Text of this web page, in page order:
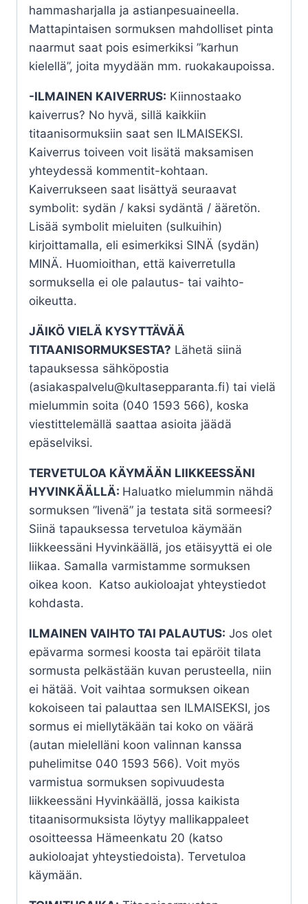
hammasharjalla ja astianpesuaineella.
Mattapintaisen sormuksen mahdolliset pinta
naarmut saat pois esimerkiksi ”karhun
kielellä”, joita myydään mm. ruokakaupoissa.
-ILMAINEN KAIVERRUS: Kiinnostaako
kaiverrus? No hyvä, sillä kaikkiin
titaanisormuksiin saat sen ILMAISEKSI.
Kaiverrus toiveen voit lisätä maksamisen
yhteydessä kommentit-kohtaan.
Kaiverrukseen saat lisättyä seuraavat
symbolit: sydän / kaksi sydäntä / ääretön.
Lisää symbolit mieluiten (sulkuihin)
kirjoittamalla, eli esimerkiksi SINÄ (sydän)
MINÄ. Huomioithan, että kaiverretulla
sormuksella ei ole palautus- tai vaihto-
oikeutta.
JÄIKÖ VIELÄ KYSYTTÄVÄÄ
TITAANISORMUKSESTA? Lähetä siinä
tapauksessa sähköpostia
(asiakaspalvelu@kultasepparanta.fi) tai vielä
mielummin soita (040 1593 566), koska
viestittelemällä saattaa asioita jäädä
epäselviksi.
TERVETULOA KÄYMÄÄN LIIKKEESSÄNI
HYVINKÄÄLLÄ: Haluatko mielummin nähdä
sormuksen ”livenä” ja testata sitä sormeesi?
Siinä tapauksessa tervetuloa käymään
liikkeessäni Hyvinkäällä, jos etäisyyttä ei ole
liikaa. Samalla varmistamme sormuksen
oikea koon. Katso aukioloajat yhteystiedot
kohdasta.
ILMAINEN VAIHTO TAI PALAUTUS: Jos olet
epävarma sormesi koosta tai epäröit tilata
sormusta pelkästään kuvan perusteella, niin
ei hätää. Voit vaihtaa sormuksen oikean
kokoiseen tai palauttaa sen ILMAISEKSI, jos
sormus ei miellytäkään tai koko on väärä
(autan mielelläni koon valinnan kanssa
puhelimitse 040 1593 566). Voit myös
varmistua sormuksen sopivuudesta
liikkeessäni Hyvinkäällä, jossa kaikista
titaanisormuksista löytyy mallikappaleet
osoitteessa Hämeenkatu 20 (katso
aukioloajat yhteystiedoista). Tervetuloa
käymään.